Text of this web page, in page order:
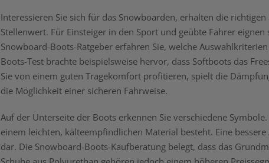
Interessieren Sie sich für das Snowboarden, erhalten die
Stellenwert. Für Einsteiger in den Sport und geübte Fahrer
Snowboard-Boots-Ratgeber erfahren Sie, welche
Boots-Test brachte beispielsweise hervor, dass Softboots das
Sie von einem guten Tragekomfort profitieren, spielt die
die Möglichkeit einer sicheren Fahrweise.
Auf der Unterseite der Boots erkennen Sie verschiedene
einem leichten, kälteempfindlichen Material besteht. Eine
dar. Die Snowboard-Boots-Kaufberatung belegt, dass das